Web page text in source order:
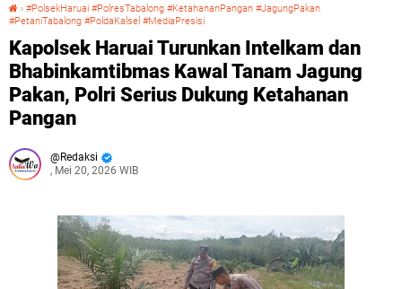
› #PolsekHaruai #PolresTabalong #KetahananPangan #JagungPakan
#PetaniTabalong #PoldaKalsel #MediaPresisi
Kapolsek Haruai Turunkan Intelkam dan
Bhabinkamtibmas Kawal Tanam Jagung
Pakan, Polri Serius Dukung Ketahanan
Pangan
Redaksi
, Mei 20, 2026 WIB